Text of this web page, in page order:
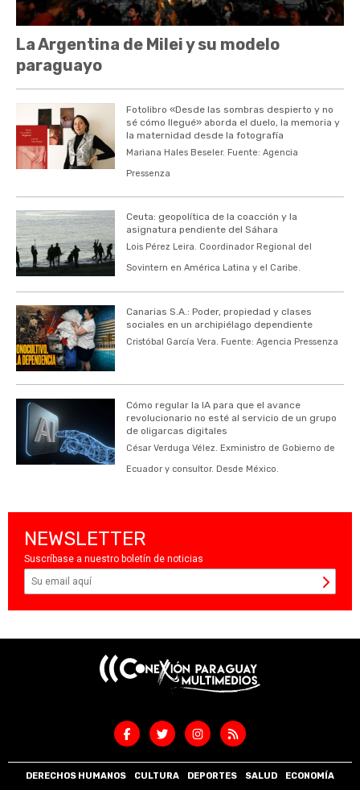
La Argentina de Milei y su modelo
paraguayo
Fotolibro «Desde las sombras despierto y no
sé cómo llegué» aborda el duelo, la memoria y
la maternidad desde la fotografía
Mariana Hales Beseler. Fuente: Agencia
Pressenza
Ceuta: geopolítica de la coacción y la
asignatura pendiente del Sáhara
Lois Pérez Leira. Coordinador Regional del
Sovintern en América Latina y el Caribe.
Canarias S.A.: Poder, propiedad y clases
sociales en un archipiélago dependiente
Cristóbal García Vera. Fuente: Agencia Pressenza
Cómo regular la IA para que el avance
revolucionario no esté al servicio de un grupo
de oligarcas digitales
César Verduga Vélez. Exministro de Gobierno de
Ecuador y consultor. Desde México.
NEWSLETTER
Suscríbase a nuestro boletín de noticias
DERECHOS HUMANOS CULTURA DEPORTES SALUD
ECONOMÍA